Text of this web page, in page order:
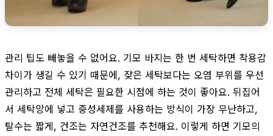
관리 팁도 빼놓을 수 없어요. 기모 바지는 한 번 세탁하면 착용감
차이가 생길 수 있기 때문에, 잦은 세탁보다는 오염 부위를 우선
관리하고 전체 세탁은 필요한 시점에 하는 것이 좋아요. 뒤집어
서 세탁망에 넣고 중성세제를 사용하는 방식이 가장 무난하고,
탈수는 짧게, 건조는 자연건조를 추천해요. 이렇게 하면 기모의